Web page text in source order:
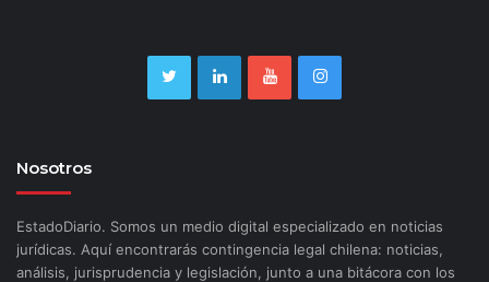
Nosotros
EstadoDiario. Somos un medio digital especializado en noticias
jurídicas. Aquí encontrarás contingencia legal chilena: noticias,
análisis, jurisprudencia y legislación, junto a una bitácora con los